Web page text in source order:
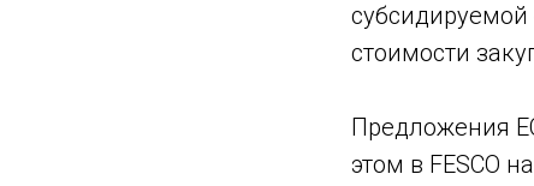
субсидируемой
стоимости
Предложения
этом в FESCO